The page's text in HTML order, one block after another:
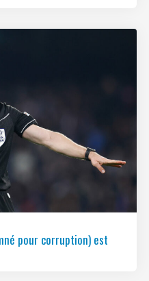
pour corruption) est